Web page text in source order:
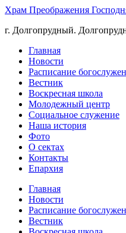
Храм Преображения
г. Долгопрудный.
Главная
Новости
Расписание
Вестник
Воскресная школа
Молодежный центр
Социальное служение
Наша история
Фото
О сектах
Контакты
Епархия
Главная
Новости
Расписание
Вестник